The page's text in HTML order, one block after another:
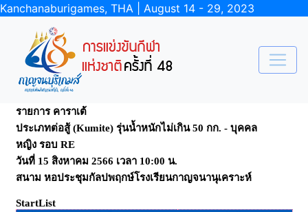
Kanchanaburigames, THA | August 14 - 29, 2023
รายการ คาราเต้
ประเภทต่อสู้ (Kumite) รุ่นน้ำหนักไม่เกิน 50 กก. - บุคคล
หญิง รอบ RE
วันที่ 15 สิงหาคม 2566 เวลา 10:00 น.
สนาม หอประชุมกัลปพฤกษ์โรงเรียนกาญจนานุเคราะห์
StartList